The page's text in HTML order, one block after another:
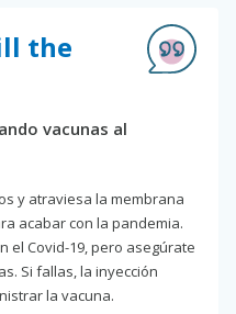
the
vacunas al
y atraviesa la membrana
acabar con la pandemia.
el Covid-19, pero asegúrate
Si fallas, la inyección
la vacuna.